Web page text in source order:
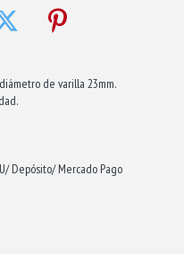
diámetro de varilla 23mm.
Depósito/ Mercado Pago